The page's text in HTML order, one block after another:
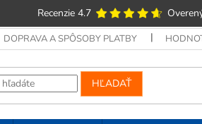
Recenzie 4.7
DOPRAVA A SPÔSOBY PLATBY
HĽADAŤ